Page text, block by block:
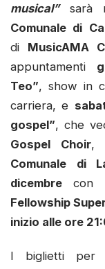
musical”sarà
Comunale di
di MusicAMA
appuntamenti
Teo”, show in
carriera, e
gospel”, che
Gospel Choir,
Comunale di
dicembrecon
Fellowship
inizio alle ore
I biglietti per